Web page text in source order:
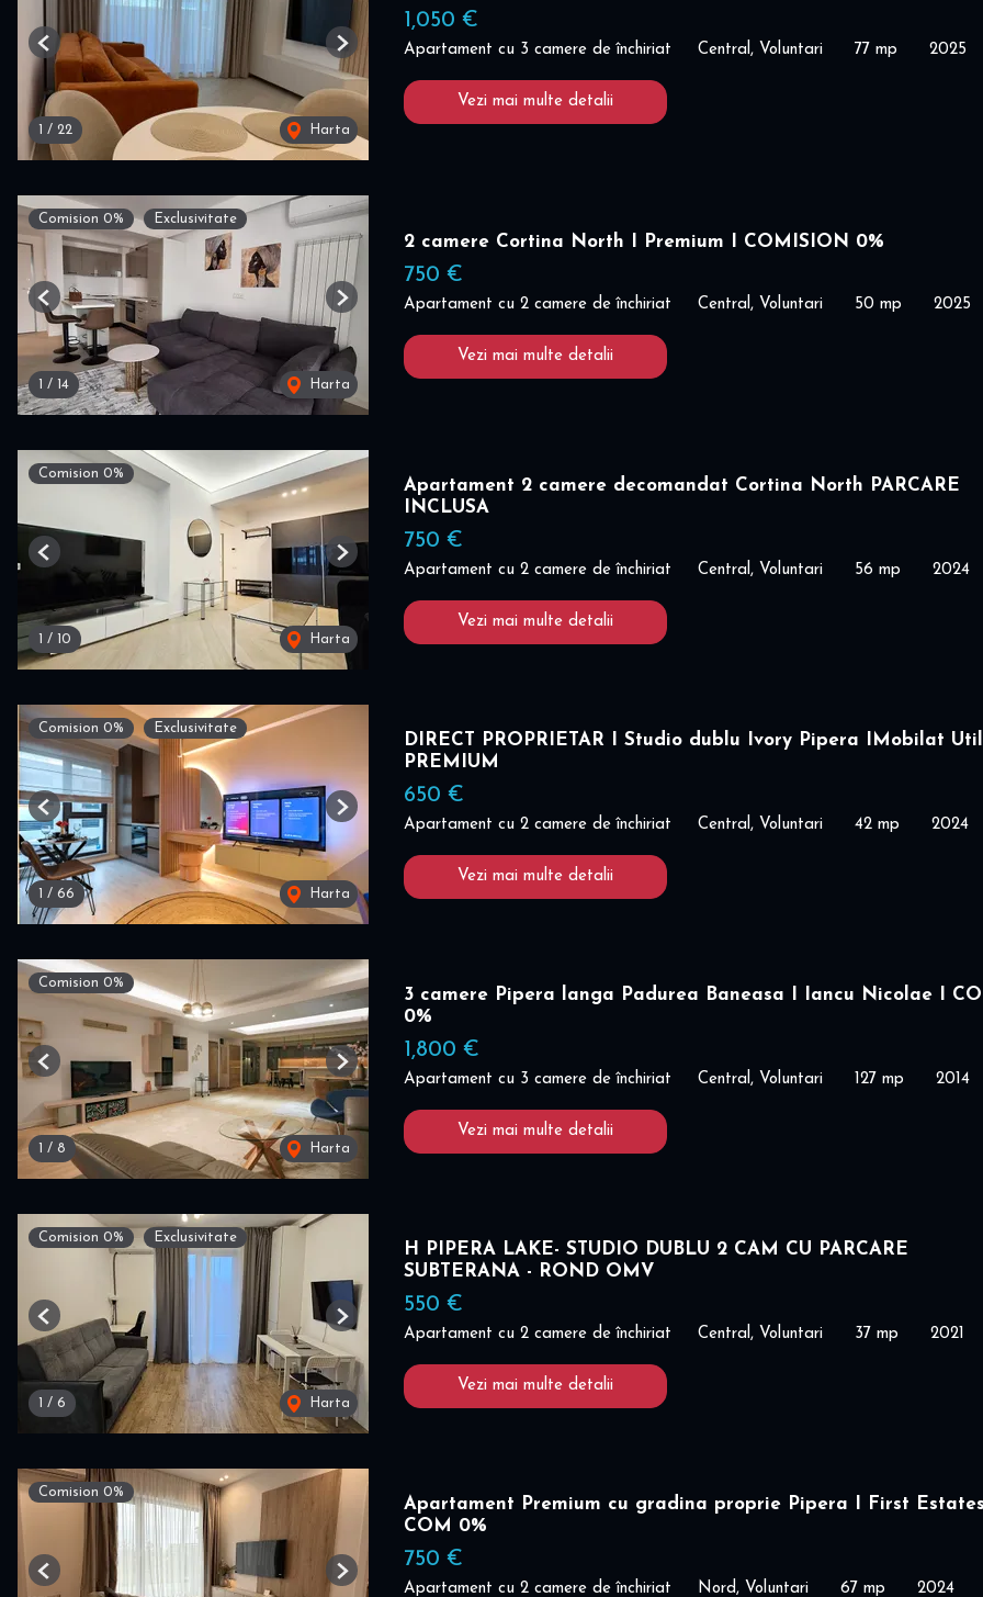
1 / 22 Harta
Previous Next
1,050 €
Apartament cu 3 camere de închiriat Central, Voluntari 77 mp 2025
Vezi mai multe detalii
Comision 0% Exclusivitate
1 / 14 Harta
Previous Next
2 camere Cortina North I Premium I COMISION 0%
750 €
Apartament cu 2 camere de închiriat Central, Voluntari 50 mp 2025
Vezi mai multe detalii
Comision 0%
1 / 10 Harta
Previous Next
Apartament 2 camere decomandat Cortina North PARCARE
INCLUSA
750 €
Apartament cu 2 camere de închiriat Central, Voluntari 56 mp 2024
Vezi mai multe detalii
Comision 0% Exclusivitate
1 / 66 Harta
Previous Next
DIRECT PROPRIETAR I Studio dublu Ivory Pipera IMobilat
PREMIUM
650 €
Apartament cu 2 camere de închiriat Central, Voluntari 42 mp 2024
Vezi mai multe detalii
Comision 0%
1 / 8 Harta
Previous Next
3 camere Pipera langa Padurea Baneasa I Iancu Nicolae I
0%
1,800 €
Apartament cu 3 camere de închiriat Central, Voluntari 127 mp 2014
Vezi mai multe detalii
Comision 0% Exclusivitate
1 / 6 Harta
Previous Next
H PIPERA LAKE- STUDIO DUBLU 2 CAM CU PARCARE
SUBTERANA - ROND OMV
550 €
Apartament cu 2 camere de închiriat Central, Voluntari 37 mp 2021
Vezi mai multe detalii
Comision 0%
Previous Next
Apartament Premium cu gradina proprie Pipera I First
COM 0%
750 €
Apartament cu 2 camere de închiriat Nord, Voluntari 67 mp 2024